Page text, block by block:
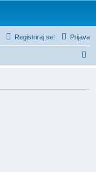
Prijava
Registriraj se!